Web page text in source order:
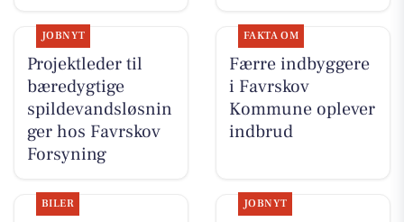
JOBNYT
Projektleder til
bæredygtige
spildevandsløsnin
ger hos Favrskov
Forsyning
FAKTA OM
Færre indbyggere
i Favrskov
Kommune oplever
indbrud
BILER JOBNYT